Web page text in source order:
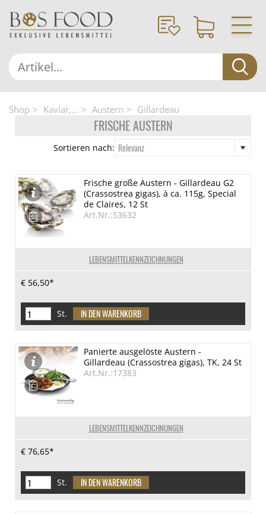
Shop Kaviar,... Austern Gillardeau
FRISCHE AUSTERN
Sortieren nach: Relevanz
LEBENSMITTELKENNZEICHNUNGEN
Frische große Austern - Gillardeau G2
(Crassostrea gigas), à ca. 115g, Special
de Claires, 12 St
Art.Nr.:53632
€ 56,50*
St.
LEBENSMITTELKENNZEICHNUNGEN
Panierte ausgelöste Austern -
Gillardeau (Crassostrea gigas), TK, 24 St
Art.Nr.:17383
€ 76,65*
St.